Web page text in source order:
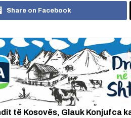
Share on Facebook
të Kosovës, Glauk Konjufca